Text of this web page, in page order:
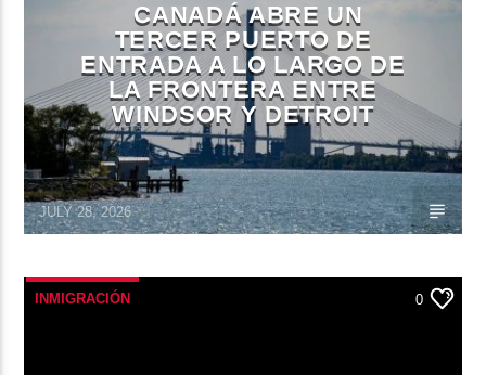
CANADÁ ABRE UN
TERCER PUERTO DE
ENTRADA A LO LARGO DE
LA FRONTERA ENTRE
WINDSOR Y DETROIT
JULY 28, 2026
INMIGRACIÓN 0